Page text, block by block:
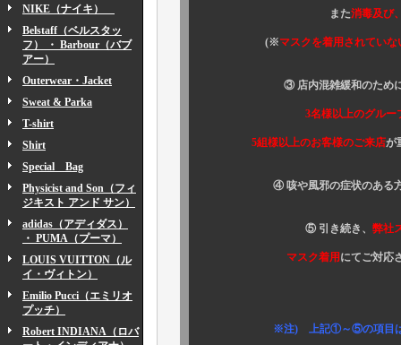
NIKE（ナイキ）
Belstaff（ベルスタッ
フ） ・ Barbour（バブ
アー）
Outerwear・Jacket
Sweat & Parka
T-shirt
Shirt
Special Bag
Physicist and Son（フィ
ジキスト アンド サン）
adidas（アディダス）
・ PUMA（プーマ）
LOUIS VUITTON（ル
イ・ヴィトン）
Emilio Pucci（エミリオ
プッチ）
Robert INDIANA（ロバ
また消毒及び
(※マスクを着用されてい
③ 店内混雑緩和のために
3名様以上のグルー
5組様以上のお客様のご来店が
④ 咳や風邪の症状のある方
⑤ 引き続き、 弊社
マスク着用 にてご対応
※注) 上記①～⑤の項目は新型コ